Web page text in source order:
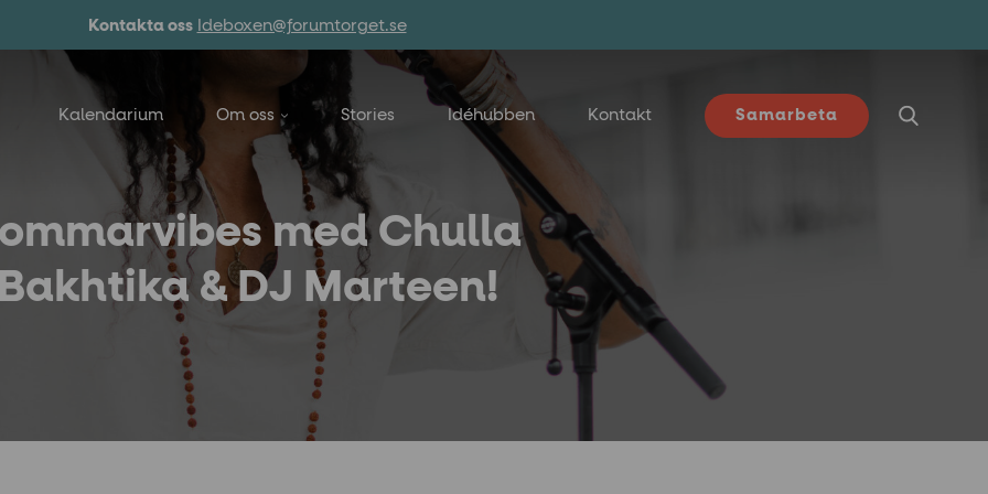
Kontakta oss Ideboxen@forumtorget.se
Kalendarium Om oss Stories Idéhubben Kontakt Samarbeta
med Chulla
& DJ Marteen!